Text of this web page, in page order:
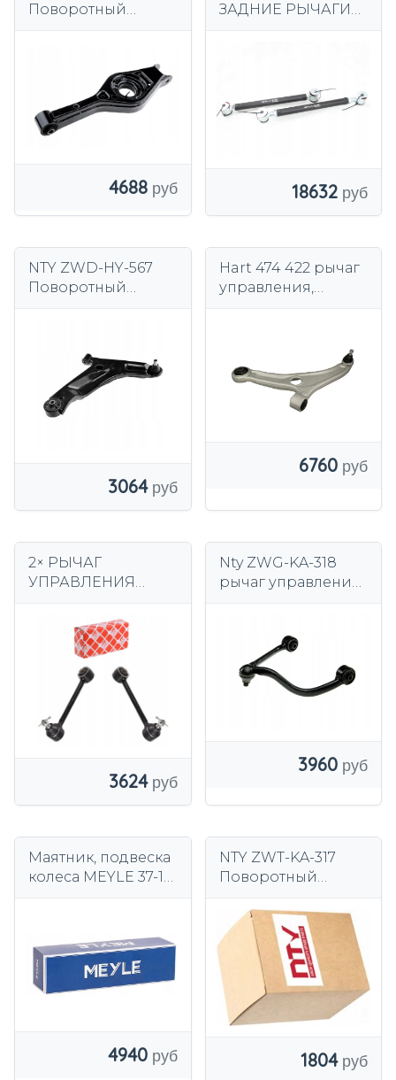
Поворотный
4688
ЗАДНИЕ РЫЧАГИ
18632
NTY ZWD-HY-567
Поворотный
3064
Hart 474 422 рычаг
управления,
6760
2× РЫЧАГ
УПРАВЛЕНИЯ
06-/HYUNDAI I30 07-
L 28-160500038
3624
Nty ZWG-KA-318
рычаг управления,
3960
Маятник, подвеска
колеса MEYLE 37-16
4940
NTY ZWT-KA-317
Поворотный
колеса
1804